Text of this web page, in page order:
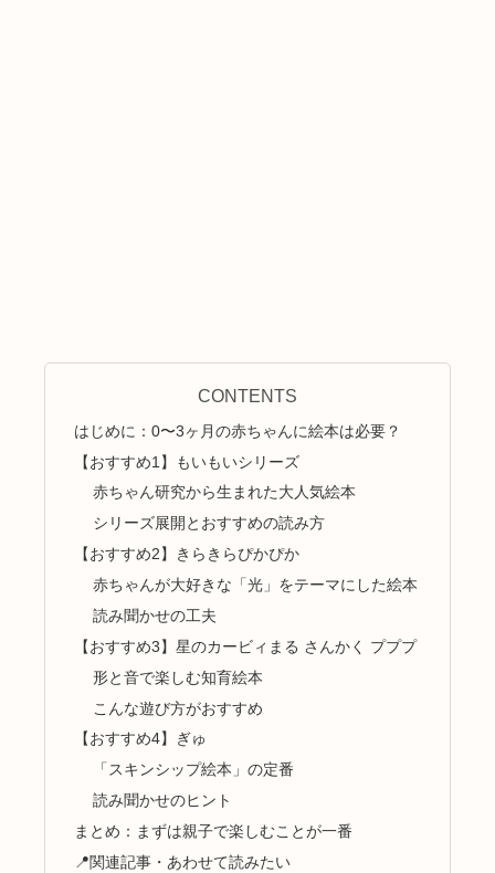
CONTENTS
はじめに：0〜3ヶ月の赤ちゃんに絵本は必要？
【おすすめ1】もいもいシリーズ
赤ちゃん研究から生まれた大人気絵本
シリーズ展開とおすすめの読み方
【おすすめ2】きらきらぴかぴか
赤ちゃんが大好きな「光」をテーマにした絵本
読み聞かせの工夫
【おすすめ3】星のカービィまる さんかく プププ
形と音で楽しむ知育絵本
こんな遊び方がおすすめ
【おすすめ4】ぎゅ
「スキンシップ絵本」の定番
読み聞かせのヒント
まとめ：まずは親子で楽しむことが一番
📍関連記事・あわせて読みたい